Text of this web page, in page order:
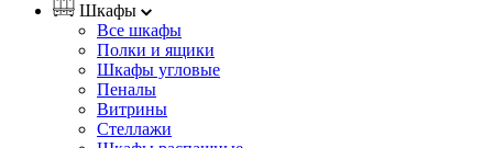
Шкафы
Все шкафы
Полки и ящики
Шкафы угловые
Пеналы
Витрины
Стеллажи